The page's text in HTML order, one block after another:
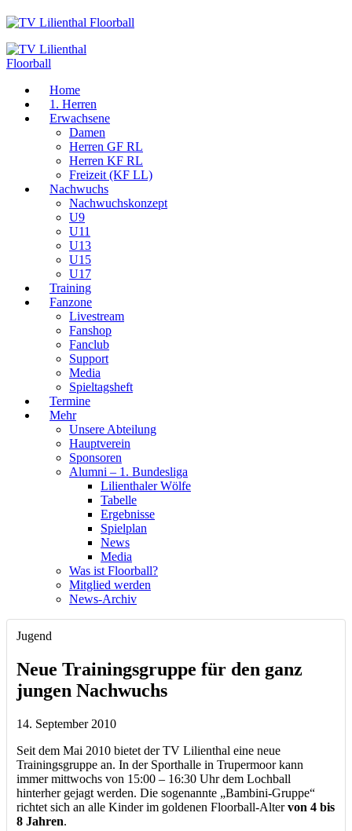
Home
1. Herren
Erwachsene
Damen
Herren GF RL
Herren KF RL
Freizeit (KF LL)
Nachwuchs
Nachwuchskonzept
U9
U11
U13
U15
U17
Training
Fanzone
Livestream
Fanshop
Fanclub
Support
Media
Spieltagsheft
Termine
Mehr
Unsere Abteilung
Hauptverein
Sponsoren
Alumni – 1. Bundesliga
Lilienthaler Wölfe
Tabelle
Ergebnisse
Spielplan
News
Media
Was ist Floorball?
Mitglied werden
News-Archiv
Jugend
Neue Trainingsgruppe für den ganz
jungen Nachwuchs
14. September 2010
Seit dem Mai 2010 bietet der TV Lilienthal eine neue
Trainingsgruppe an. In der Sporthalle in Trupermoor kann
immer mittwochs von 15:00 – 16:30 Uhr dem Lochball
hinterher gejagt werden. Die sogenannte „Bambini-Gruppe“
richtet sich an alle Kinder im goldenen Floorball-Altervon 4 bis
8 Jahren.